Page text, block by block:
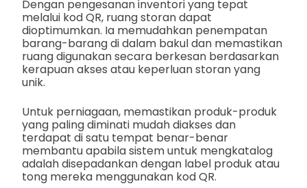
Dengan pengesanan inventori yang tepat
melalui kod QR, ruang storan dapat
dioptimumkan. Ia memudahkan penempatan
barang-barang di dalam bakul dan memastikan
ruang digunakan secara berkesan berdasarkan
kerapuan akses atau keperluan storan yang
unik.
Untuk perniagaan, memastikan produk-produk
yang paling diminati mudah diakses dan
terdapat di satu tempat benar-benar
membantu apabila sistem untuk mengkatalog
adalah disepadankan dengan label produk atau
tong mereka menggunakan kod QR.